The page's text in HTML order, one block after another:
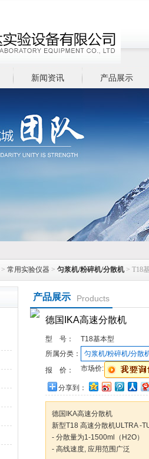
新闻资讯 产品展示
> 常用实验仪器 > 匀浆机/粉碎机/分散机> T18
产品展示 Products
德国IKA高速分散机
型 号：
T18基本型
所属分类：
匀浆机/粉碎机/分散
报 价：
市场价:
分享到：
德国IKA高速分散机
新型T18 高速分散机ULTRA -
- 分散量为1-1500ml（H2O）
- 高线速度, 应用范围广泛